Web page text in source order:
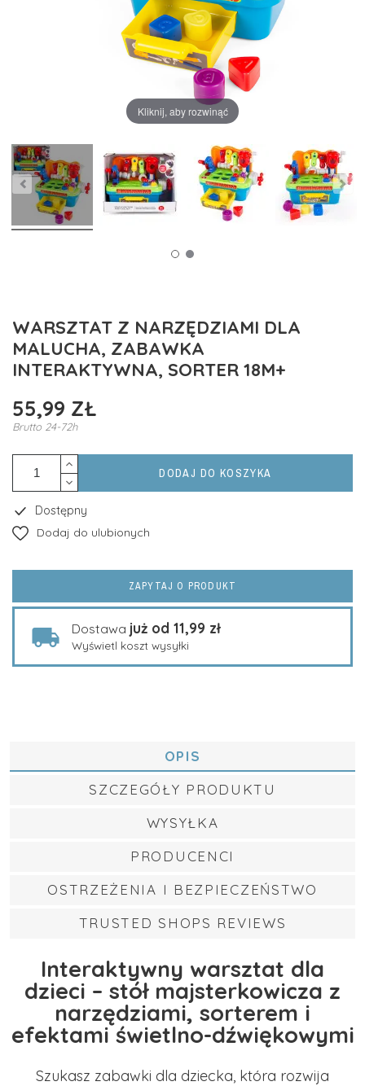
Kliknij, aby rozwinąć
WARSZTAT Z NARZĘDZIAMI DLA
MALUCHA, ZABAWKA
INTERAKTYWNA, SORTER 18M+
55,99 ZŁ
Brutto 24-72h
DODAJ DO KOSZYKA
Dostępny
Dodaj do ulubionych
ZAPYTAJ O PRODUKT
Dostawa już od 11,99 zł
Wyświetl koszt wysyłki
OPIS
SZCZEGÓŁY PRODUKTU
WYSYŁKA
PRODUCENCI
OSTRZEŻENIA I BEZPIECZEŃSTWO
TRUSTED SHOPS REVIEWS
Interaktywny warsztat dla
dzieci – stół majsterkowicza z
narzędziami, sorterem i
efektami świetlno-dźwiękowymi
Szukasz zabawki dla dziecka, która rozwija